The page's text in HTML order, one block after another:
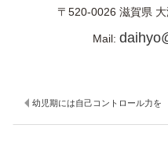
〒520-0026 滋賀県
Mail:
幼児期には自己コントロール力を